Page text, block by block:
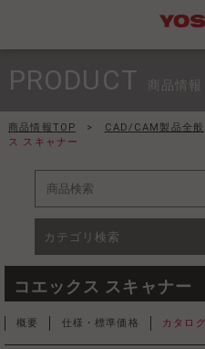
PRODUCT 商品情報
商品情報TOP > CAD/CAM製品全般
ス スキャナー
カテゴリ検索
コエックス スキャナー
概要 仕様・標準価格 カタログ